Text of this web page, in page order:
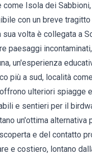
come Isola dei
con un breve
sua volta è collegata a
paesaggi
un'esperienza
più a sud, località
ulteriori spiagge
e sentieri per il
un'ottima alternativa
e del contatto
e costiero, lontano